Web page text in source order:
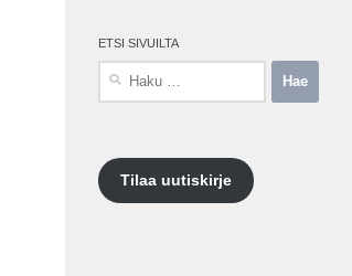
ETSI SIVUILTA
Tilaa uutiskirje